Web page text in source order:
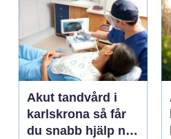
Akut tandvård i
karlskrona så får
du snabb hjälp när